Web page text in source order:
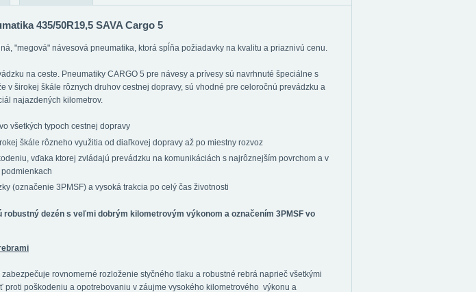
435/50R19,5 SAVA Cargo 5
"megová" návesová pneumatika, ktorá spĺňa požiadavky na kvalitu a priaznivú cenu.
na ceste. Pneumatiky CARGO 5 pre návesy a prívesy sú navrhnuté špeciálne s
v širokej škále rôznych druhov cestnej dopravy, sú vhodné pre celoročnú prevádzku a
najazdených kilometrov.
všetkých typoch cestnej dopravy
škále rôzneho využitia od diaľkovej dopravy až po miestny rozvoz
vďaka ktorej zvládajú prevádzku na komunikáciách s najrôznejším povrchom a v
(označenie 3PMSF) a vysoká trakcia po celý čas životnosti
robustný dezén s veľmi dobrým kilometrovým výkonom a označením 3PMSF vo
rovnomerné rozloženie styčného tlaku a robustné rebrá naprieč všetkými
proti poškodeniu a opotrebovaniu v záujme vysokého kilometrového výkonu a